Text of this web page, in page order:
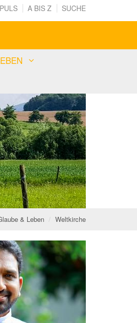
A BIS Z SUCHE
& Leben Weltkirche